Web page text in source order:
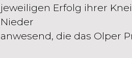
jeweiligen Erfolg ihrer
Nieder
anwesend, die das Olper